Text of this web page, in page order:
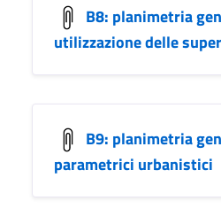
B8: planimetria
utilizzazione delle
B9: planimetria
parametrici urbanistici